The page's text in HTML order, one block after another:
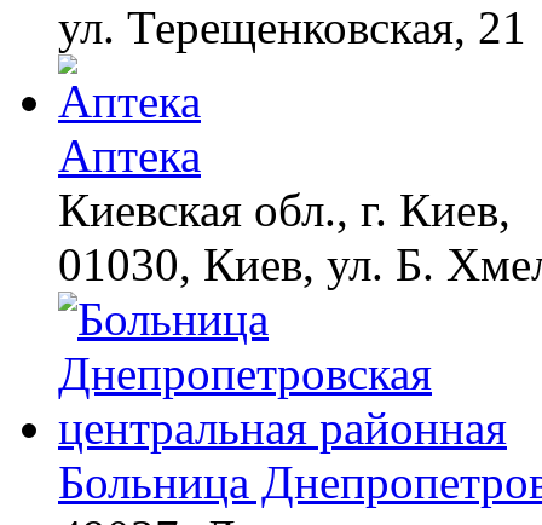
ул. Терещенковская, 21
Аптека
Киевская обл., г. Киев,
01030, Киев, ул. Б.
Больница